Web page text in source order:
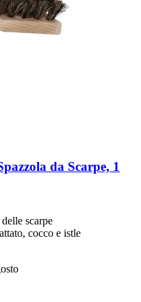
da Scarpe, 1
scarpe
cocco e istle